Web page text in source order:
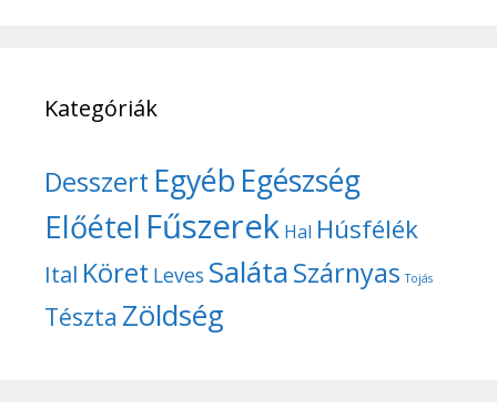
Kategóriák
Desszert Egyéb Egészség
Előétel Fűszerek Hal Húsfélék
Ital Köret Leves SalátaSzárnyas Tojás
Tészta Zöldség